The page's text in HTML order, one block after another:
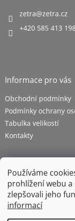
Používáme
prohlížení webu
zlepšovali jeho
informací
zetra@zetra.cz
+420 585 413
Informace pro vás
Obchodní podmínky
Podmínky ochrany
Tabulka velikostí
Kontakty